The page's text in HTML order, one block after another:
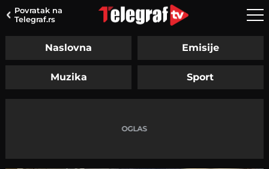
Povratak na
Telegraf.rs
Naslovna Emisije
Muzika Sport